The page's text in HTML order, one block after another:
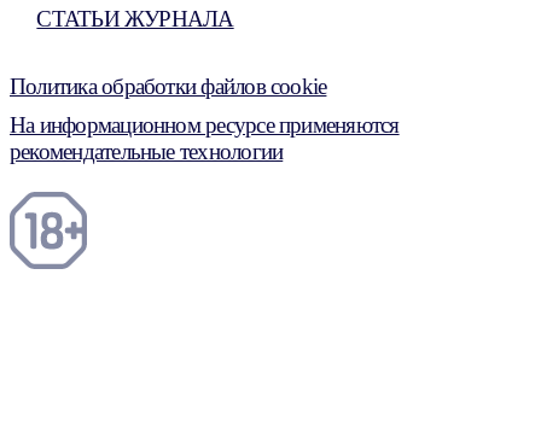
СТАТЬИ ЖУРНАЛА
Политика обработки файлов cookie
На информационном ресурсе применяются
рекомендательные технологии